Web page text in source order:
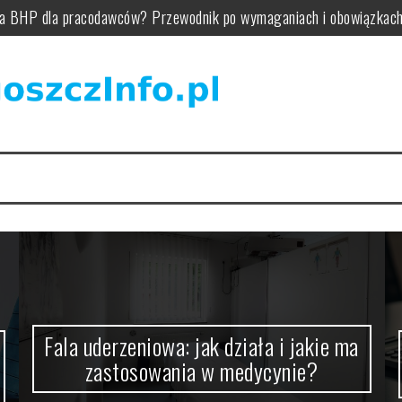
BHP dla pracodawców? Przewodnik po wymaganiach i obowiązkach
i optymalizacja
po kroku i ważne działania
zasięg i zawieszenie w praktyce
Fala uderzeniowa: jak działa i jakie ma
zastosowania w medycynie?